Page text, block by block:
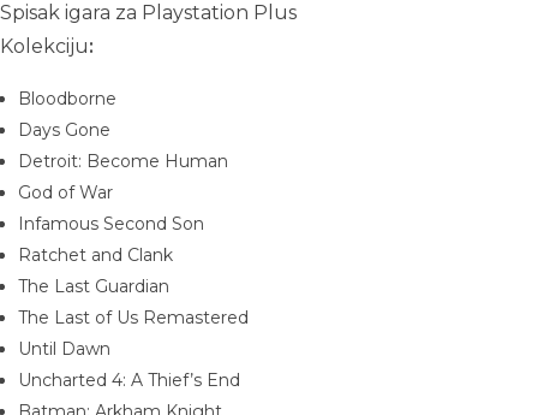
Spisak igara za Playstation Plus
Kolekciju:
Bloodborne
Days Gone
Detroit: Become Human
God of War
Infamous Second Son
Ratchet and Clank
The Last Guardian
The Last of Us Remastered
Until Dawn
Uncharted 4: A Thief’s End